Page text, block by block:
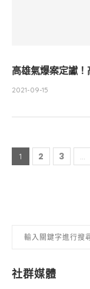
高雄氣爆案定讞
2021-09-15
1 2 3 ...
社群媒體